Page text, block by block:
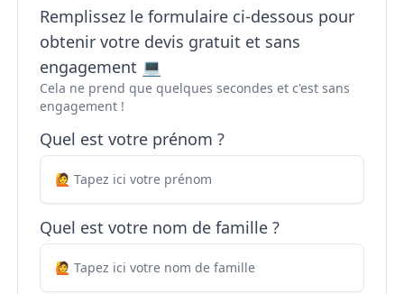
Remplissez le formulaire ci-dessous pour
obtenir votre devis gratuit et sans
engagement 💻
Cela ne prend que quelques secondes et c'est sans
engagement !
Quel est votre prénom ?
Quel est votre nom de famille ?